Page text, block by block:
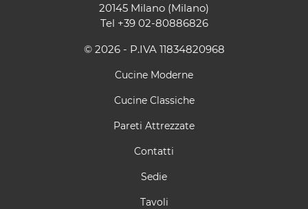
20145 Milano (Milano)
Tel +39 02-80886826
© 2026 - P.IVA 11834820968
Cucine Moderne
Cucine Classiche
Pareti Attrezzate
Contatti
Sedie
Tavoli